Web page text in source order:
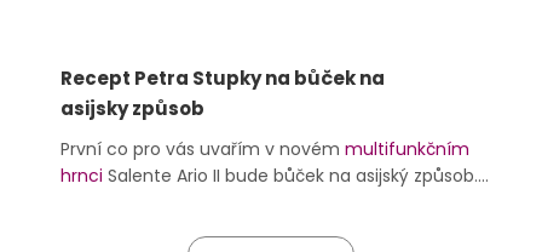
Recept Petra Stupky na bůček na
asijsky způsob
První co pro vás uvařím v novém multifunkčním
hrnci Salente Ario II bude bůček na asijský způsob.